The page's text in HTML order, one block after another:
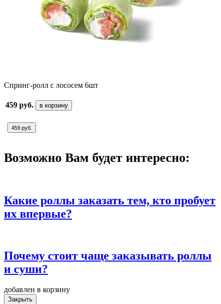
Спринг-ролл с лососем 6шт
459 руб. в корзину
459 руб.
Возможно Вам будет интересно:
Какие роллы заказать тем, кто пробует
их впервые?
Почему стоит чаще заказывать роллы
и суши?
добавлен в корзину
Закрыть